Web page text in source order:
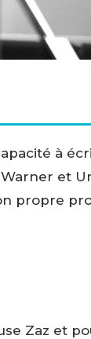
à
et
propre
Zaz et